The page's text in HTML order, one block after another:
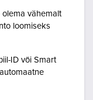
olema vähemalt
loomiseks
ID või Smart